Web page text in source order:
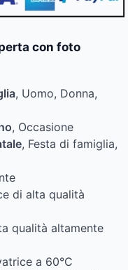
con foto
, Uomo, Donna,
, Occasione
, Festa di famiglia,
di alta qualità
qualità altamente
a 60°C